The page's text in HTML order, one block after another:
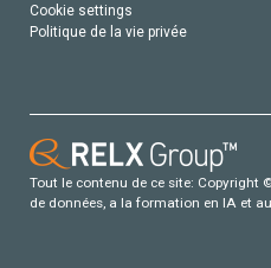
Cookie settings
Politique de la vie privée
Tout le contenu de ce site: Copyright
de données, a la formation en IA et